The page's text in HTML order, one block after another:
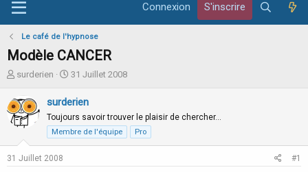
Connexion S'inscrire
Le café de l'hypnose
Modèle CANCER
I
i
t
i
t
e
surderien
D
t
d
e
d
31 Juillet 2008
surderien
Toujours savoir trouver le plaisir de chercher…
Membre de l'équipe Pro
31 Juillet 2008 #1